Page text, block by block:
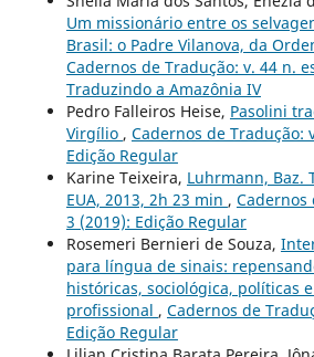
Um missionário entre os
Brasil: o Padre Vilanova, da
Cadernos de Tradução: v. 44 n.
Traduzindo a Amazônia IV
Pedro Falleiros Heise, Pasolini
Virgílio , Cadernos de Tradução:
Edição Regular
Karine Teixeira, Luhrmann, Baz.
EUA, 2013, 2h 23 min , Cadernos
3 (2019): Edição Regular
Rosemeri Bernieri de Souza,
para língua de sinais:
históricas, sociológica, políticas
profissional , Cadernos de
Edição Regular